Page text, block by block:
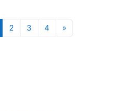
Strona 1
2 Strona 2
3 Strona 3
4 Strona 4
»